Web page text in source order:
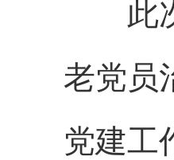
此
老党员
党建工